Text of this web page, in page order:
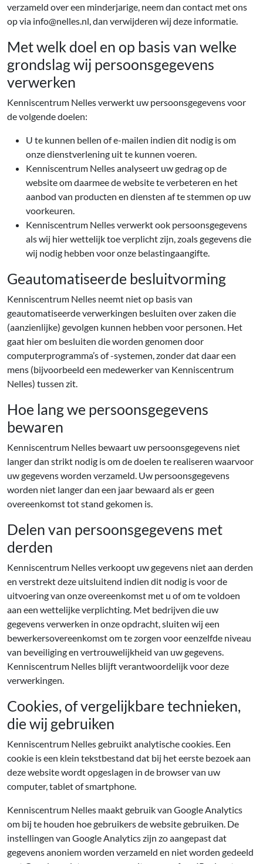
verzameld over een minderjarige, neem dan contact met ons
op via info@nelles.nl, dan verwijderen wij deze informatie.
Met welk doel en op basis van welke
grondslag wij persoonsgegevens
verwerken
Kenniscentrum Nelles verwerkt uw persoonsgegevens voor
de volgende doelen:
U te kunnen bellen of e-mailen indien dit nodig is om
onze dienstverlening uit te kunnen voeren.
Kenniscentrum Nelles analyseert uw gedrag op de
website om daarmee de website te verbeteren en het
aanbod van producten en diensten af te stemmen op uw
voorkeuren.
Kenniscentrum Nelles verwerkt ook persoonsgegevens
als wij hier wettelijk toe verplicht zijn, zoals gegevens die
wij nodig hebben voor onze belastingaangifte.
Geautomatiseerde besluitvorming
Kenniscentrum Nelles neemt niet op basis van
geautomatiseerde verwerkingen besluiten over zaken die
(aanzienlijke) gevolgen kunnen hebben voor personen. Het
gaat hier om besluiten die worden genomen door
computerprogramma’s of -systemen, zonder dat daar een
mens (bijvoorbeeld een medewerker van Kenniscentrum
Nelles) tussen zit.
Hoe lang we persoonsgegevens
bewaren
Kenniscentrum Nelles bewaart uw persoonsgegevens niet
langer dan strikt nodig is om de doelen te realiseren waarvoor
uw gegevens worden verzameld. Uw persoonsgegevens
worden niet langer dan een jaar bewaard als er geen
overeenkomst tot stand gekomen is.
Delen van persoonsgegevens met
derden
Kenniscentrum Nelles verkoopt uw gegevens niet aan derden
en verstrekt deze uitsluitend indien dit nodig is voor de
uitvoering van onze overeenkomst met u of om te voldoen
aan een wettelijke verplichting. Met bedrijven die uw
gegevens verwerken in onze opdracht, sluiten wij een
bewerkersovereenkomst om te zorgen voor eenzelfde niveau
van beveiliging en vertrouwelijkheid van uw gegevens.
Kenniscentrum Nelles blijft verantwoordelijk voor deze
verwerkingen.
Cookies, of vergelijkbare technieken,
die wij gebruiken
Kenniscentrum Nelles gebruikt analytische cookies. Een
cookie is een klein tekstbestand dat bij het eerste bezoek aan
deze website wordt opgeslagen in de browser van uw
computer, tablet of smartphone.
Kenniscentrum Nelles maakt gebruik van Google Analytics
om bij te houden hoe gebruikers de website gebruiken. De
instellingen van Google Analytics zijn zo aangepast dat
gegevens anoniem worden verzameld en niet worden gedeeld